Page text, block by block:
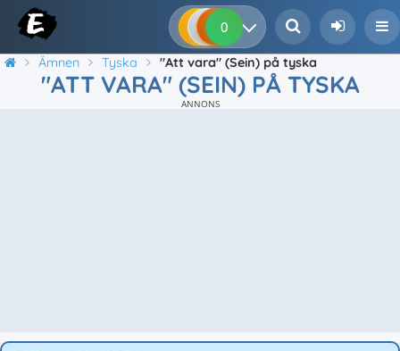
0 0 0
Ämnen Tyska "Att vara" (Sein) på tyska
"ATT VARA" (SEIN) PÅ TYSKA
ANNONS